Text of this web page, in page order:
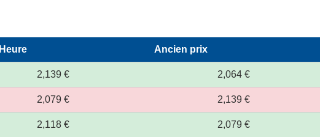
Heure Ancien prix
2,139 € 2,064 €
2,079 € 2,139 €
2,118 € 2,079 €